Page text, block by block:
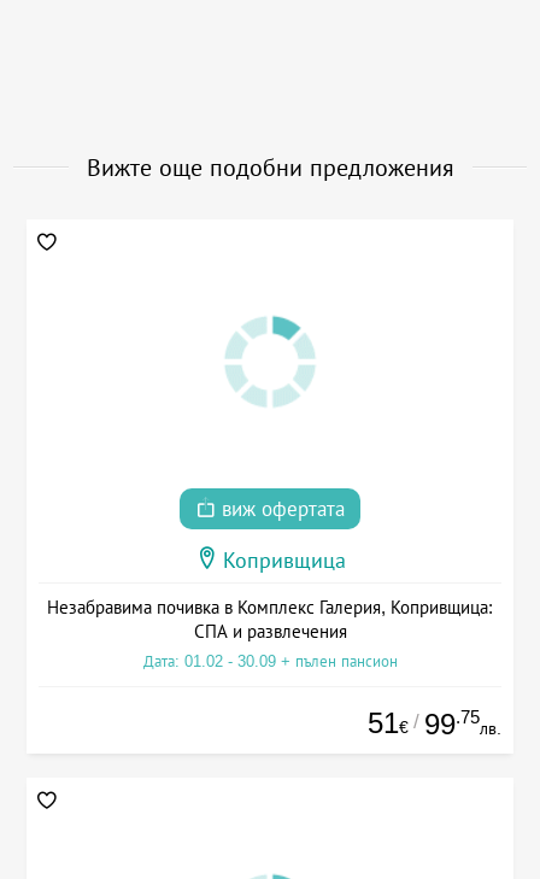
Вижте още подобни предложения
виж офертата
Копривщица
Незабравима почивка в Комплекс Галерия, Копривщица:
СПА и развлечения
Дата: 01.02 - 30.09 + пълен пансион
51€ / 99.75
лв.